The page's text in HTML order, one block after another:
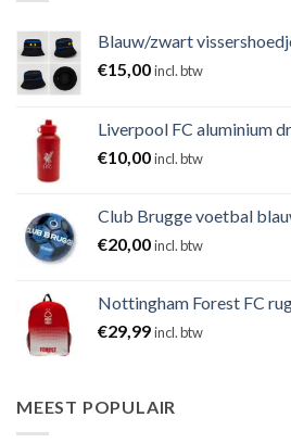
Blauw/zwart
€15,00incl. btw
Liverpool FC aluminium
€10,00incl. btw
Club Brugge voetbal
€20,00incl. btw
Nottingham Forest FC
€29,99incl. btw
MEEST POPULAIR